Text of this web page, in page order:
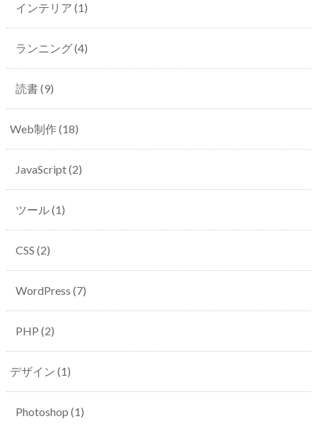
インテリア (1)
ランニング(4)
読書(9)
Web制作(18)
JavaScript(2)
ツール(1)
CSS (2)
WordPress (7)
PHP (2)
デザイン (1)
Photoshop (1)